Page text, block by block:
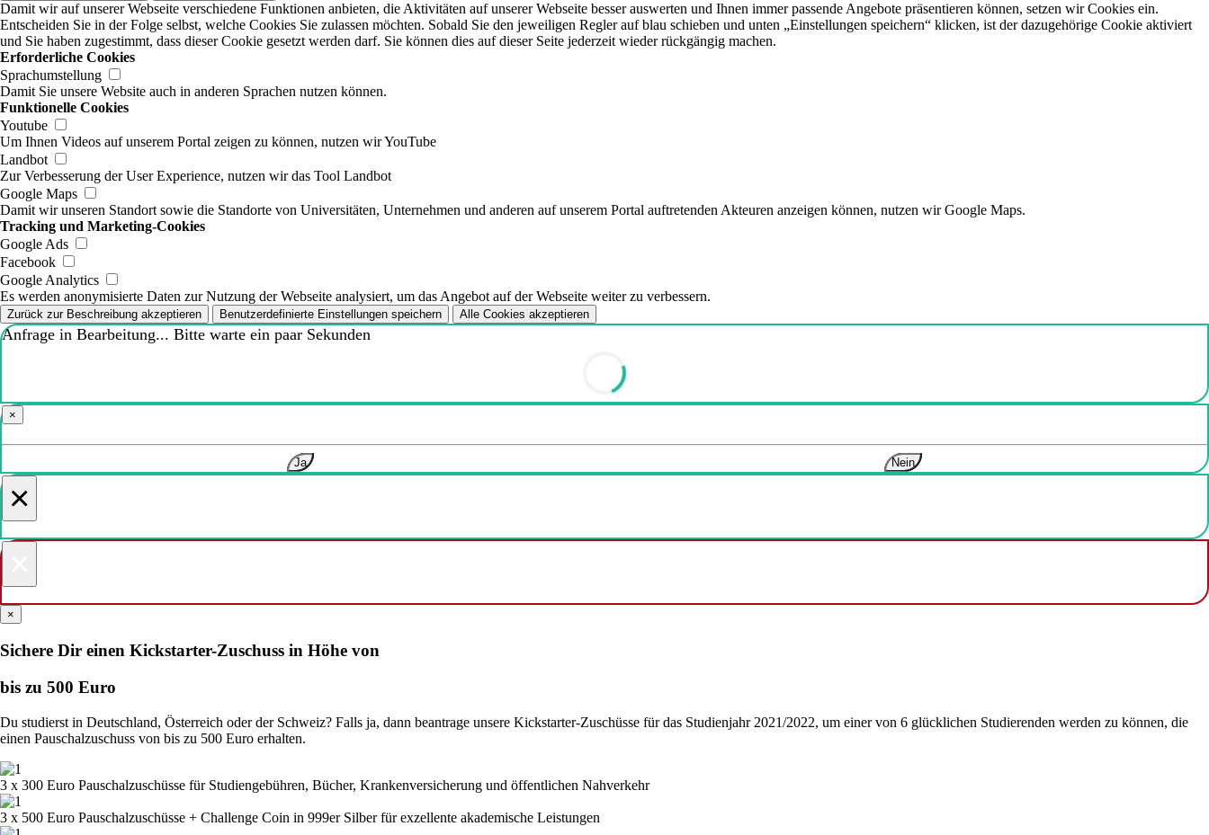
Damit wir auf unserer Webseite verschiedene Funktionen anbieten, die Aktivitäten auf unserer Webseite besser auswerten und Ihnen immer passende Angebote präsentieren können, setzen wir Cookies ein.
Entscheiden Sie in der Folge selbst, welche Cookies Sie zulassen möchten. Sobald Sie den jeweiligen Regler auf blau schieben und unten „Einstellungen speichern“ klicken, ist der dazugehörige Cookie aktiviert
und Sie haben zugestimmt, dass dieser Cookie gesetzt werden darf. Sie können dies auf dieser Seite jederzeit wieder rückgängig machen.
Erforderliche Cookies
Sprachumstellung
Damit Sie unsere Website auch in anderen Sprachen nutzen können.
Funktionelle Cookies
Youtube
Um Ihnen Videos auf unserem Portal zeigen zu können, nutzen wir YouTube
Landbot
Zur Verbesserung der User Experience, nutzen wir das Tool Landbot
Google Maps
Damit wir unseren Standort sowie die Standorte von Universitäten, Unternehmen und anderen auf unserem Portal auftretenden Akteuren anzeigen können, nutzen wir Google Maps.
Tracking und Marketing-Cookies
Google Ads
Facebook
Google Analytics
Es werden anonymisierte Daten zur Nutzung der Webseite analysiert, um das Angebot auf der Webseite weiter zu verbessern.
Zurück zur Beschreibung akzeptieren Benutzerdefinierte Einstellungen speichern Alle Cookies akzeptieren
Anfrage in Bearbeitung... Bitte warte ein paar Sekunden
×
Ja Nein
×
×
Sichere Dir einen Kickstarter-Zuschuss in Höhe von
bis zu 500 Euro
Du studierst in Deutschland, Österreich oder der Schweiz? Falls ja, dann beantrage unsere Kickstarter-Zuschüsse für das Studienjahr 2021/2022, um einer von 6 glücklichen Studierenden werden zu können, die
einen Pauschalzuschuss von bis zu 500 Euro erhalten.
3 x 300 Euro Pauschalzuschüsse für Studiengebühren, Bücher, Krankenversicherung und öffentlichen Nahverkehr
3 x 500 Euro Pauschalzuschüsse + Challenge Coin in 999er Silber für exzellente akademische Leistungen